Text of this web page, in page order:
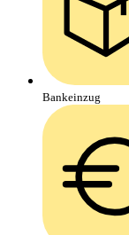
Bankeinzug